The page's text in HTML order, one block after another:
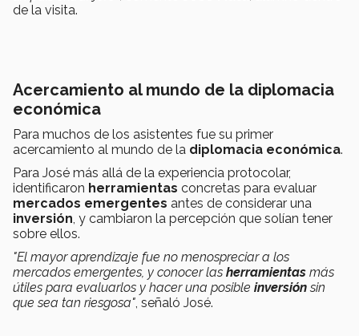
de la visita.
Acercamiento al mundo de la diplomacia
económica
Para muchos de los asistentes fue su primer
acercamiento al mundo de la diplomacia económica.
Para José más allá de la experiencia protocolar,
identificaron herramientas concretas para evaluar
mercados emergentes antes de considerar una
inversión, y cambiaron la percepción que solían tener
sobre ellos.
"El mayor aprendizaje fue no menospreciar a los
mercados emergentes, y conocer las herramientas más
útiles para evaluarlos y hacer una posible inversiónsin
que sea tan riesgosa", señaló José.